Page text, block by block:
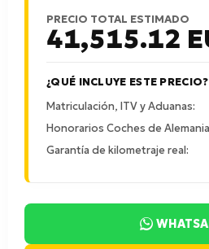
PRECIO TOTAL ESTIMADO
41,515.12
¿QUÉ INCLUYE ESTE PRECIO?
Matriculación, ITV y Aduanas:
Honorarios Coches de
Garantía de kilometraje real: